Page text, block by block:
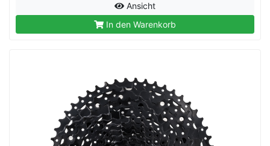
Ansicht
In den Warenkorb